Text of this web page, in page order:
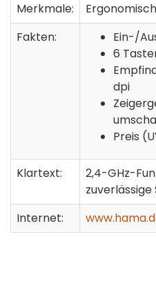
Merkmale:
Fakten:
Ein-/
6
dpi
Preis
Klartext:
2,4-GHz-
Internet: